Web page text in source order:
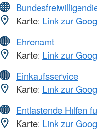
Karte: Link zur
Ehrenamt
Karte: Link zur
Einkaufsservice
Karte: Link zur
Entlastende Hilfen
Karte: Link zur